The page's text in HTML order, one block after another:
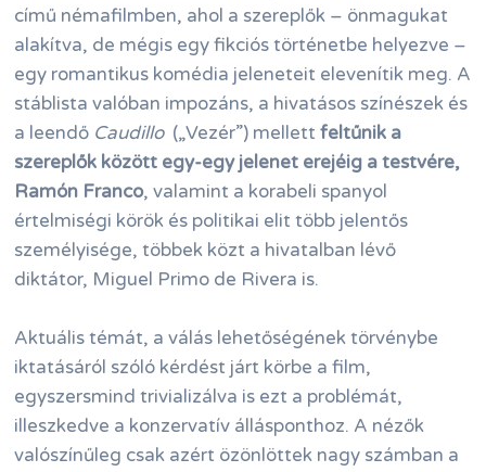
című némafilmben, ahol a szereplők – önmagukat
alakítva, de mégis egy fikciós történetbe helyezve –
egy romantikus komédia jeleneteit elevenítik meg. A
stáblista valóban impozáns, a hivatásos színészek és
a leendő Caudillo („Vezér”) mellettfeltűnik a
szereplők között egy-egy jelenet erejéig a testvére,
Ramón Franco, valamint a korabeli spanyol
értelmiségi körök és politikai elit több jelentős
személyisége, többek közt a hivatalban lévő
diktátor, Miguel Primo de Rivera is.
Aktuális témát, a válás lehetőségének törvénybe
iktatásáról szóló kérdést járt körbe a film,
egyszersmind trivializálva is ezt a problémát,
illeszkedve a konzervatív állásponthoz. A nézők
valószínűleg csak azért özönlöttek nagy számban a